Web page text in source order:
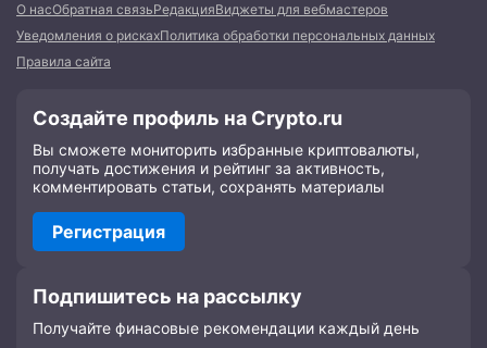
О насОбратная связьРедакцияВиджеты для вебмастеров
Уведомления о рискахПолитика обработки персональных данных
Правила сайта
Создайте профиль на Crypto.ru
Вы сможете мониторить избранные криптовалюты,
получать достижения и рейтинг за активность,
комментировать статьи, сохранять материалы
Регистрация
Подпишитесь на рассылку
Получайте финасовые рекомендации каждый день